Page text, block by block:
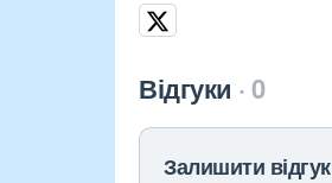
Відгуки 0
Залишити відгук